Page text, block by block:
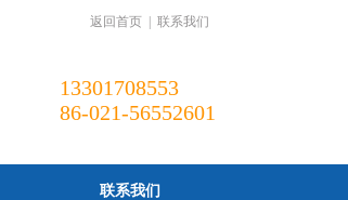
返回首页 联系我们
13301708553
86-021-56552601
联系我们